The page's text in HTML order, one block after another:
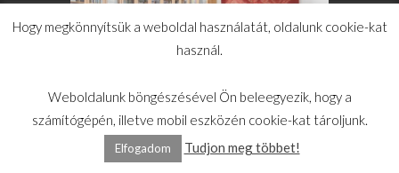
Hogy megkönnyítsük a weboldal használatát, oldalunk cookie-kat
használ.
Weboldalunk böngészésével Ön beleegyezik, hogy a
számítógépén, illetve mobil eszközén cookie-kat tároljunk.
Elfogadom Tudjon meg többet!